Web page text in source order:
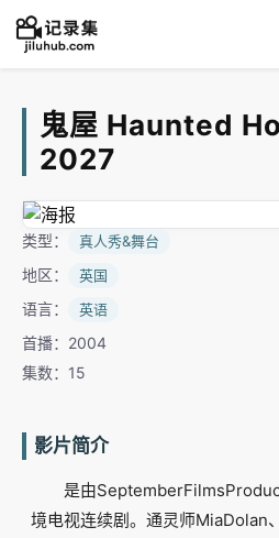
鬼屋 Haunted
2027
类型： 真人秀&舞台
地区： 英国
语言： 英语
首播：2004
集数：15
影片简介
是由
境电视连续剧。通灵师MiaDolan